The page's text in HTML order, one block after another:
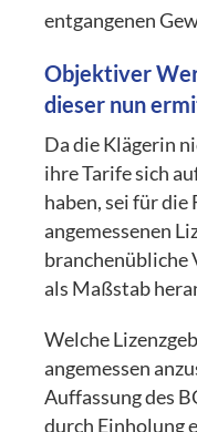
entgangenen
Objektiver
dieser nun
Da die Klägerin
ihre Tarife sich
haben, sei für die
angemessenen
branchenübliche
als Maßstab
Welche
angemessen
Auffassung des
durch Einholung